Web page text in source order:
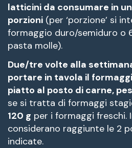
latticini da consumare in
porzioni (per ‘porzione’ si
formaggio duro/semiduro o
pasta molle).
Due/tre volte alla
portare in tavola il
piatto al posto di carne,
se si tratta di formaggi
120 g per i formaggi freschi.
considerano raggiunte le 2
indicate.